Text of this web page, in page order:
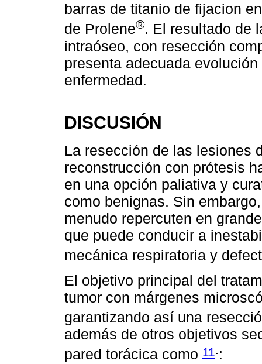
barras de titanio de fijacion
de Prolene®. El resultado de
intraóseo, con resección
presenta adecuada
enfermedad.
DISCUSIÓN
La resección de las lesiones
reconstrucción con prótesis
en una opción paliativa y
como benignas. Sin
menudo repercuten en
que puede conducir a
mecánica respiratoria y
El objetivo principal del
tumor con márgenes
garantizando así una
además de otros objetivos
pared torácica como 11.: